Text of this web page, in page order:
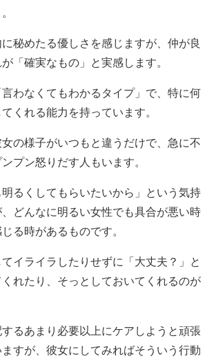
秘めたる優しさを感じますが、仲が良
「確実なもの」と実感します。
わなくてもわかるタイプ」で、特に何
くれる能力を持っています。
の様子がいつもと違うだけで、急に不
プン怒りだす人もいます。
明るくしてもらいたいから」という気持
どんなに明るい女性でも具合が悪い時
る時があるものです。
イライラしたりせずに「大丈夫？」と
れたり、そっとしておいてくれるのが
るあまり必要以上にケアしようと頑張
すが、彼女にしてみればそういう行動